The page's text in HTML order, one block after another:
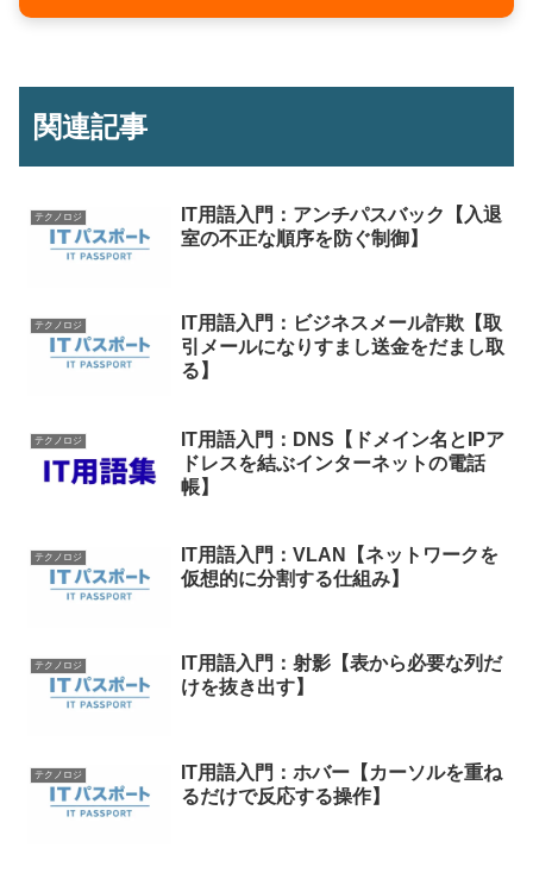
関連記事
テクノロジ
IT用語入門：アンチパスバック【入退
室の不正な順序を防ぐ制御】
テクノロジ
IT用語入門：ビジネスメール詐欺【取
引メールになりすまし送金をだまし取
る】
テクノロジ
IT用語入門：DNS【ドメイン名とIPア
ドレスを結ぶインターネットの電話
帳】
テクノロジ
IT用語入門：VLAN【ネットワークを
仮想的に分割する仕組み】
テクノロジ
IT用語入門：射影【表から必要な列だ
けを抜き出す】
テクノロジ
IT用語入門：ホバー【カーソルを重ね
るだけで反応する操作】